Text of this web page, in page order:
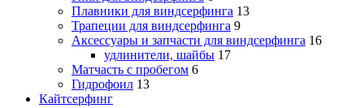
Плавники для виндсерфинга 13
Трапеции для виндсерфинга 9
Аксессуары и запчасти для виндсерфинга 16
удлинители, шайбы 17
Матчасть с пробегом 6
Гидрофоил 13
Кайтсерфинг